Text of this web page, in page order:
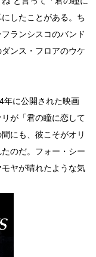
したことがある。ち
ランシスコのバンド
ンス・フロアのウケ
年に公開された映画
が「君の瞳に恋して
にも、彼こそがオリ
のだ。フォー・シー
ヤが晴れたような気